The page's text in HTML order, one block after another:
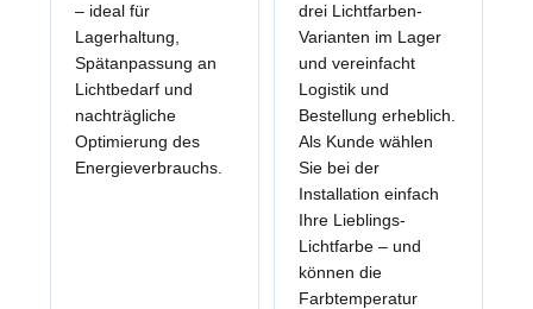
– ideal für
Lagerhaltung,
Spätanpassung an
Lichtbedarf und
nachträgliche
Optimierung des
Energieverbrauchs.
drei Lichtfarben-
Varianten im Lager
und vereinfacht
Logistik und
Bestellung erheblich.
Als Kunde wählen
Sie bei der
Installation einfach
Ihre Lieblings-
Lichtfarbe – und
können die
Farbtemperatur